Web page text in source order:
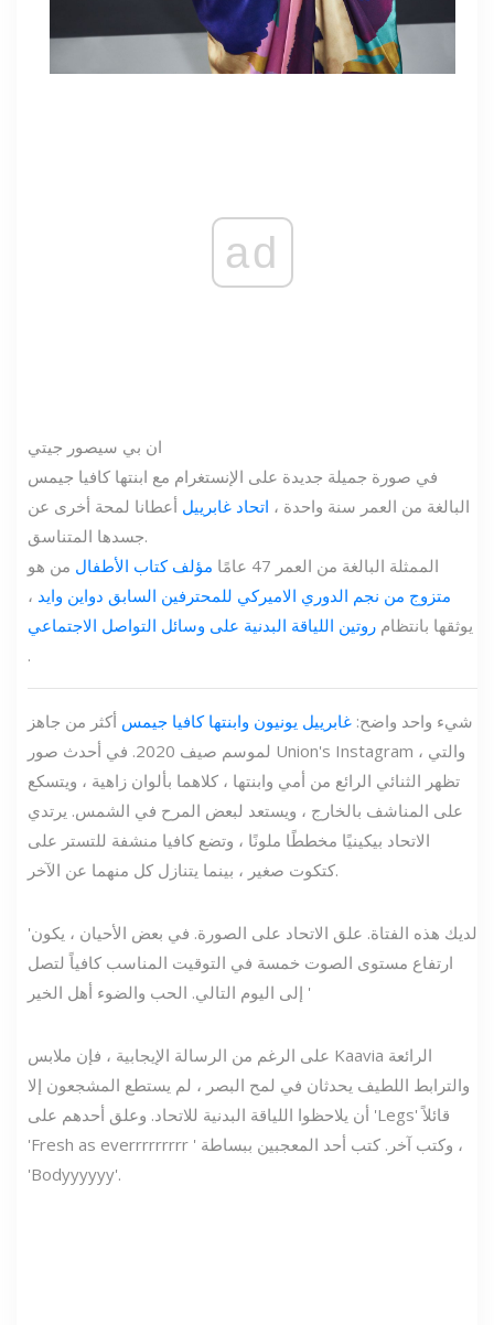
ad
ان بي سيصور جيتي
في صورة جميلة جديدة على الإنستغرام مع ابنتها كافيا جيمس
البالغة من العمر سنة واحدة ، اتحاد غابرييل أعطانا لمحة أخرى عن
جسدها المتناسق.
الممثلة البالغة من العمر 47 عامًا
مؤلف كتاب الأطفال من هو
متزوج من نجم الدوري الاميركي للمحترفين السابق دواين وايد ،
يوثقها بانتظام روتين اللياقة البدنية على وسائل التواصل الاجتماعي
.
شيء واحد واضح: غابرييل يونيون وابنتها كافيا جيمس أكثر من جاهز
لموسم صيف 2020. في أحدث صور Union's Instagram ، والتي
تظهر الثنائي الرائع من أمي وابنتها ، كلاهما بألوان زاهية ، ويتسكع
على المناشف بالخارج ، ويستعد لبعض المرح في الشمس. يرتدي
الاتحاد بيكينيًا مخططًا ملونًا ، وتضع كافيا منشفة للتستر على
كتكوت صغير ، بينما يتنازل كل منهما عن الآخر.
'لديك هذه الفتاة. علق الاتحاد على الصورة. في بعض الأحيان ، يكون
ارتفاع مستوى الصوت خمسة في التوقيت المناسب كافياً لتصل
إلى اليوم التالي. الحب والضوء أهل الخير '
على الرغم من الرسالة الإيجابية ، فإن ملابس Kaavia الرائعة
والترابط اللطيف يحدثان في لمح البصر ، لم يستطع المشجعون إلا
أن يلاحظوا اللياقة البدنية للاتحاد. وعلق أحدهم على 'Legs️' قائلاً
'Fresh as everrrrrrrrr ' وكتب آخر. كتب أحد المعجبين ببساطة ،
'Bodyyyyyy'.